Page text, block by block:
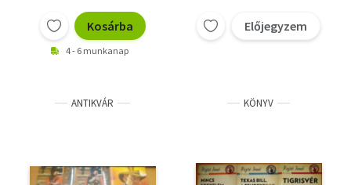
Kosárba
4 - 6 munkanap
Előjegyzem
ANTIKVÁR KÖNYV